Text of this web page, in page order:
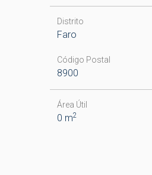
Distrito
Faro
Código Postal
8900
Área Útil
0 m2